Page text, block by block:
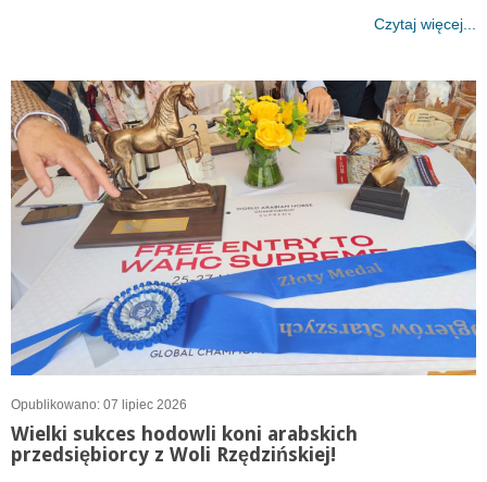
Czytaj więcej...
Opublikowano: 07 lipiec 2026
Wielki sukces hodowli koni arabskich
przedsiębiorcy z Woli Rzędzińskiej!